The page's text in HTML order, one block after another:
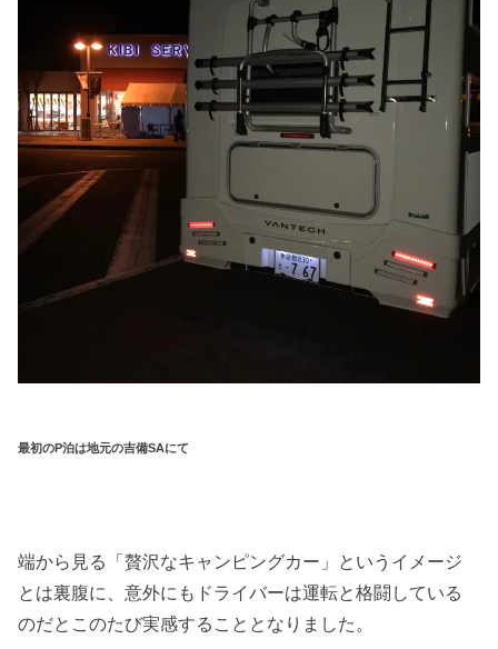
最初のP泊は地元の吉備SAにて
端から見る「贅沢なキャンピングカー」というイメージ
とは裏腹に、意外にもドライバーは運転と格闘している
のだとこのたび実感することとなりました。